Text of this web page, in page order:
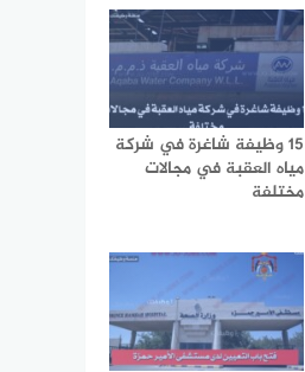
15 وظيفة شاغرة في شركة
مياه العقبة في مجالات
مختلفة